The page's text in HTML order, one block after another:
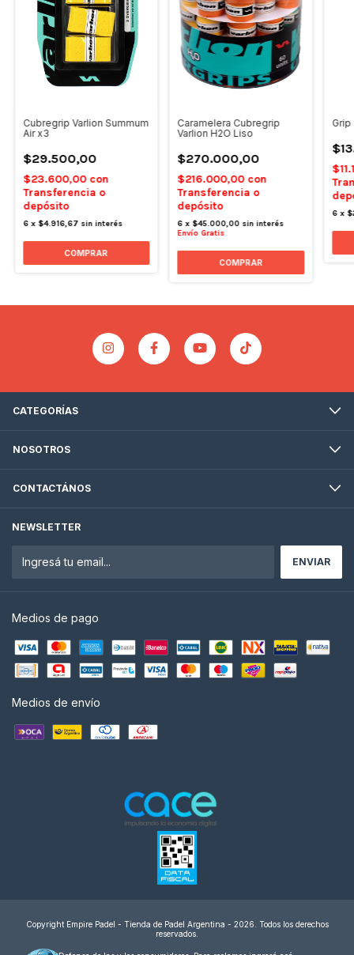
Cubregrip Varlion Summum
Air x3
$29.500,00
$23.600,00 con
Transferencia o
depósito
6 x $4.916,67 sin interés
COMPRAR
Caramelera Cubregrip
Varlion H2O Liso
$270.000,00
$216.000,00 con
Transferencia o
depósito
6 x$45.000,00 sin interés
Envío Gratis
COMPRAR
Grip
6 x
CATEGORÍAS
NOSOTROS
CONTACTÁNOS
NEWSLETTER
Medios de pago
Medios de envío
Copyright Empire Padel - Tienda de Padel Argentina - 2026. Todos los derechos
reservados.